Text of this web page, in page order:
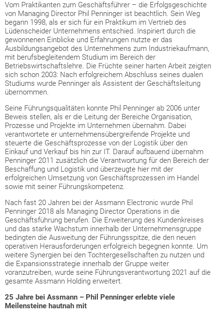
Vom Praktikanten zum Geschäftsführer – die Erfolgsgeschichte
von Managing Director Phil Penninger ist beachtlich. Sein Weg
begann 1998, als er sich für ein Praktikum im Vertrieb des
Lüdenscheider Unternehmens entschied. Inspiriert durch die
gewonnenen Einblicke und Erfahrungen nutzte er das
Ausbildungsangebot des Unternehmens zum Industriekaufmann,
mit berufsbegleitendem Studium im Bereich der
Betriebswirtschaftslehre. Die Früchte seiner harten Arbeit zeigten
sich schon 2003: Nach erfolgreichem Abschluss seines dualen
Studiums wurde Penninger als Assistent der Geschäftsleitung
übernommen.
Seine Führungsqualitäten konnte Phil Penninger ab 2006 unter
Beweis stellen, als er die Leitung der Bereiche Organisation,
Prozesse und Projekte im Unternehmen übernahm. Dabei
verantwortete er unternehmensübergreifende Projekte und
steuerte die Geschäftsprozesse von der Logistik über den
Einkauf und Verkauf bis hin zur IT. Darauf aufbauend übernahm
Penninger 2011 zusätzlich die Verantwortung für den Bereich der
Beschaffung und Logistik und überzeugte hier mit der
erfolgreichen Umsetzung von Geschäftsprozessen im Handel
sowie mit seiner Führungskompetenz.
Nach fast 20 Jahren bei der Assmann Electronic wurde Phil
Penninger 2018 als Managing Director Operations in die
Geschäftsführung berufen. Die Erweiterung des Kundenkreises
und das starke Wachstum innerhalb der Unternehmensgruppe
bedingten die Ausweitung der Führungsspitze, die den neuen
operativen Herausforderungen erfolgreich begegnen konnte. Um
weitere Synergien bei den Tochtergesellschaften zu nutzen und
die Expansionsstrategie innerhalb der Gruppe weiter
voranzutreiben, wurde seine Führungsverantwortung 2021 auf die
gesamte Assmann Holding erweitert.
25 Jahre bei Assmann – Phil Penninger erlebte viele
Meilensteine hautnah mit